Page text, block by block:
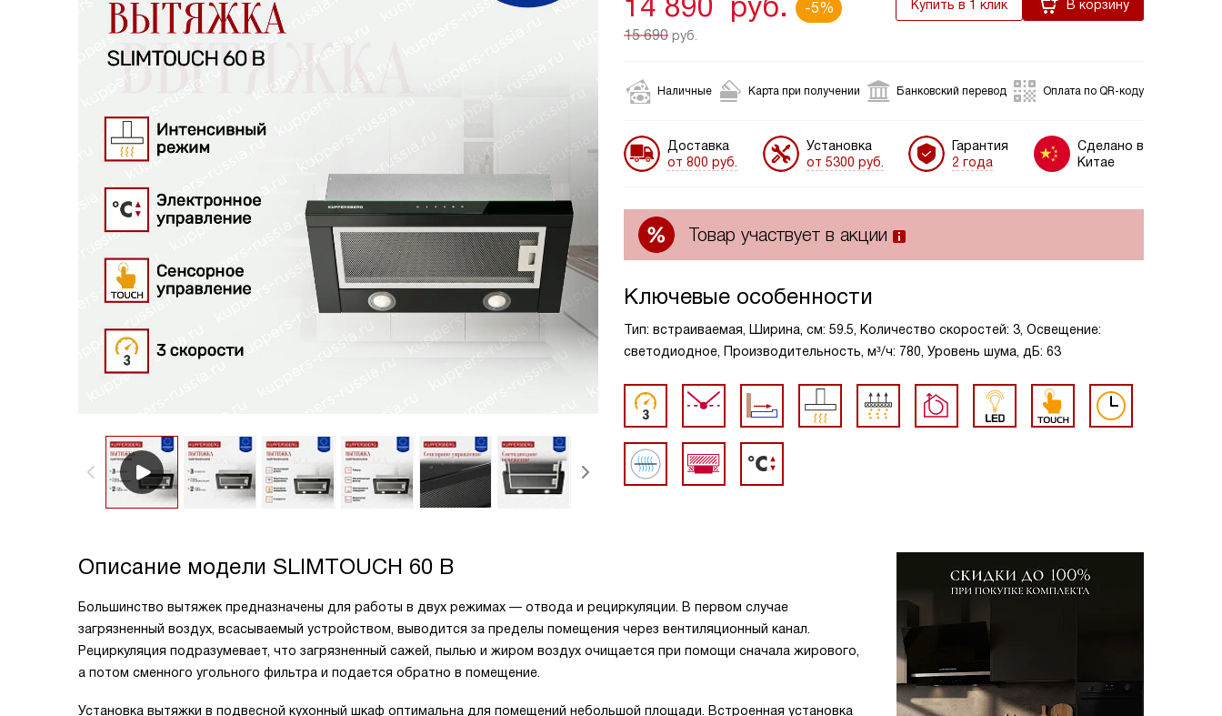
-5%
15 690 руб.
Купить в 1 клик В корзину
Наличные Карта при получении Банковский перевод Оплата по QR-коду
Доставка
от 800 руб.
Установка
от 5300 руб.
Гарантия
2 года
Сделано в
Китае
Товар участвует в акции
Ключевые особенности
Тип: встраиваемая, Ширина, см: 59.5, Количество скоростей: 3, Освещение:
светодиодное, Производительность, м³/ч: 780, Уровень шума, дБ: 63
Описание модели SLIMTOUCH 60 B
Большинство вытяжек предназначены для работы в двух режимах — отвода и рециркуляции. В первом случае
загрязненный воздух, всасываемый устройством, выводится за пределы помещения через вентиляционный канал.
Рециркуляция подразумевает, что загрязненный сажей, пылью и жиром воздух очищается при помощи сначала жирового,
а потом сменного угольного фильтра и подается обратно в помещение.
Установка вытяжки в подвесной кухонный шкаф оптимальна для помещений небольшой площади. Встроенная установка